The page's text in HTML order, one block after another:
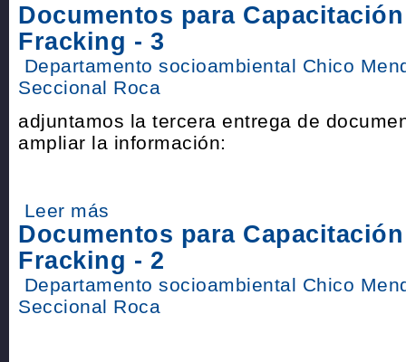
Documentos para
Fracking - 3
Departamento socioambiental Chico
Seccional Roca
adjuntamos la tercera entrega de
ampliar la información:
Leer más
Documentos para
Fracking - 2
Departamento socioambiental Chico
Seccional Roca